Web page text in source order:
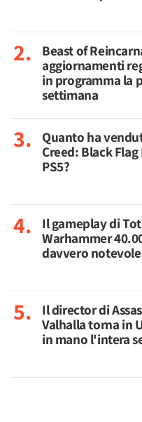
Beast of
aggiornamenti
in programma la
settimana
Quanto ha
Creed: Black
PS5?
Il gameplay di
Warhammer
davvero notevole
Il director di
Valhalla torna in
in mano l'intera